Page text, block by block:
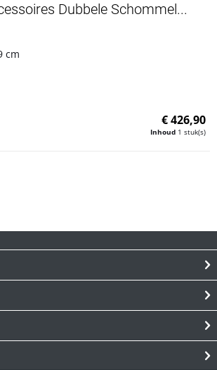
Dubbele Schommel...
cm
Inhoud 1 stuk(s)
€ 426,90